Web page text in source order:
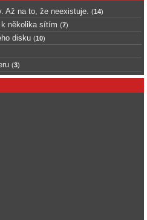
Až na to, že neexistuje. (14)
k několika sítím (7)
disku (10)
(3)